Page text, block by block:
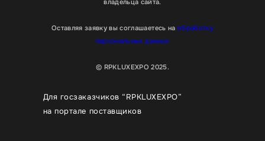
владельца сайта.
Оставляя заявку вы соглашаетесь на обработку
персональных данных
© RPKLUXEXPO 2025.
Для госзаказчиков “RPKLUXEXPO”
на портале поставщиков